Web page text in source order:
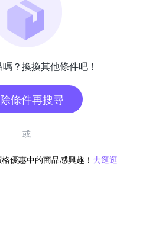
？換換其他條件吧！
條件再搜尋
或
優惠中的商品感興趣！ 去逛逛